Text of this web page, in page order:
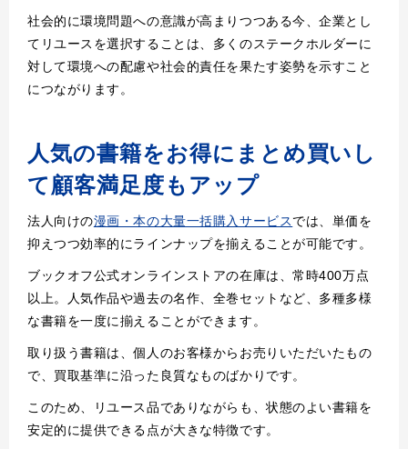
社会的に環境問題への意識が高まりつつある今、企業とし
てリユースを選択することは、多くのステークホルダーに
対して環境への配慮や社会的責任を果たす姿勢を示すこと
につながります。
人気の書籍をお得にまとめ買いし
て顧客満足度もアップ
法人向けの漫画・本の大量一括購入サービスでは、単価を
抑えつつ効率的にラインナップを揃えることが可能です。
ブックオフ公式オンラインストアの在庫は、常時400万点
以上。人気作品や過去の名作、全巻セットなど、多種多様
な書籍を一度に揃えることができます。
取り扱う書籍は、個人のお客様からお売りいただいたもの
で、買取基準に沿った良質なものばかりです。
このため、リユース品でありながらも、状態のよい書籍を
安定的に提供できる点が大きな特徴です。